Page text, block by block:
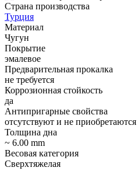
Страна производства
Турция
Материал
Чугун
Покрытие
эмалевое
Предварительная прокалка
не требуется
Коррозионная стойкость
да
Антипригарные свойства
отсутствуют и не приобретаются
Толщина дна
~ 6.00 mm
Весовая категория
Сверхтяжелая